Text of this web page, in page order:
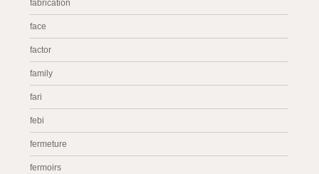
fabrication
face
factor
family
fari
febi
fermeture
fermoirs